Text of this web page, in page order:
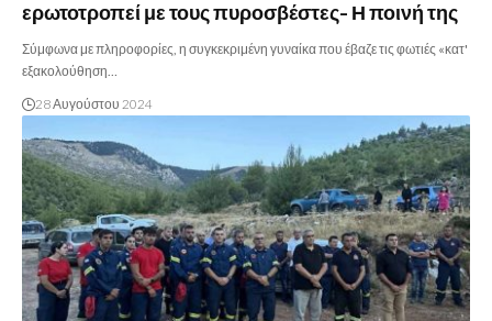
ερωτοτροπεί με τους πυροσβέστες- Η ποινή της
Σύμφωνα με πληροφορίες, η συγκεκριμένη γυναίκα που έβαζε τις φωτιές «κατ'
εξακολούθηση…
28 Αυγούστου 2024